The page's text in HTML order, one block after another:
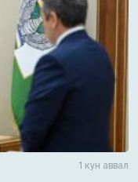
1 кун аввал